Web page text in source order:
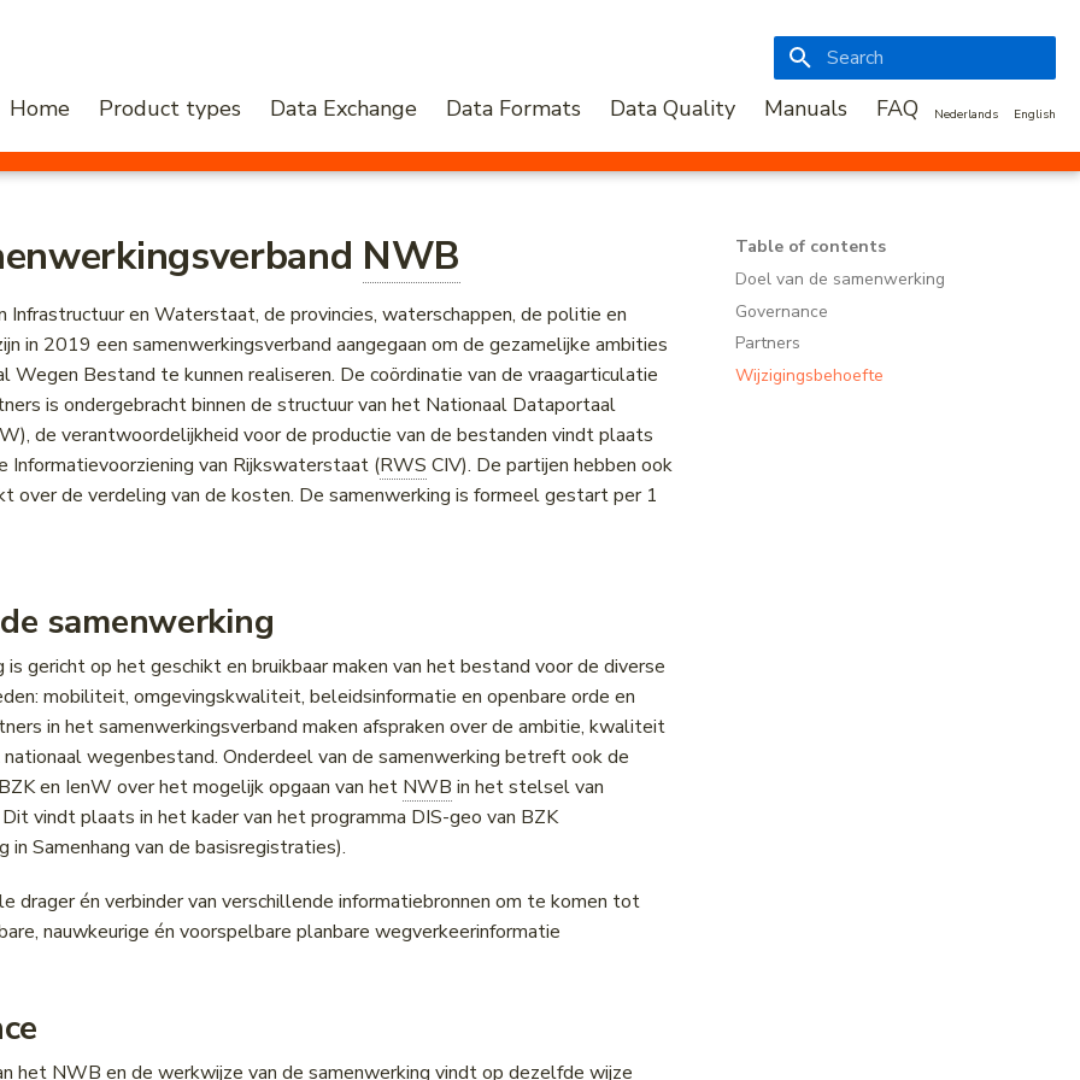
Initializing search
Home Product types Data Exchange Data Formats Data Quality Manuals FAQ Nederlands English
Table of contents
Doel van de samenwerking
Governance
Partners
Wijzigingsbehoefte
NWB
Infrastructuur en Waterstaat, de provincies, waterschappen, de politie en
in 2019 een samenwerkingsverband aangegaan om de gezamelijke ambities
Wegen Bestand te kunnen realiseren. De coördinatie van de vraagarticulatie
is ondergebracht binnen de structuur van het Nationaal Dataportaal
de verantwoordelijkheid voor de productie van de bestanden vindt plaats
Informatievoorziening van Rijkswaterstaat (RWS CIV). De partijen hebben ook
over de verdeling van de kosten. De samenwerking is formeel gestart per 1
samenwerking
is gericht op het geschikt en bruikbaar maken van het bestand voor de diverse
mobiliteit, omgevingskwaliteit, beleidsinformatie en openbare orde en
in het samenwerkingsverband maken afspraken over de ambitie, kwaliteit
nationaal wegenbestand. Onderdeel van de samenwerking betreft ook de
en IenW over het mogelijk opgaan van het NWB in het stelsel van
vindt plaats in het kader van het programma DIS-geo van BZK
in Samenhang van de basisregistraties).
drager én verbinder van verschillende informatiebronnen om te komen tot
nauwkeurige én voorspelbare planbare wegverkeerinformatie
het NWB en de werkwijze van de samenwerking vindt op dezelfde wijze